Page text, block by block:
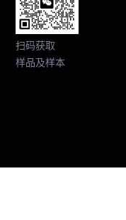
扫码获取
样品及样本